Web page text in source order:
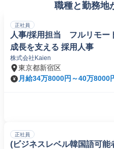
職種と勤務地
正社員
人事/採用担当 フルリモー
成長を支える 採用人事
株式会社Kaien
東京都新宿区
月給34万8000円～40万8000
正社員
(ビジネスレベル韓国語可能